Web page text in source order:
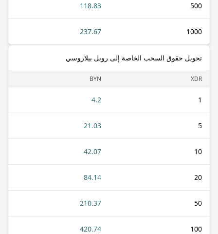
500
118.83
1000
237.67
تحويل حقوق السحب الخاصة إلى روبل بيلاروسي
XDR
BYN
1
4.2
5
21.03
10
42.07
20
84.14
50
210.37
100
420.74